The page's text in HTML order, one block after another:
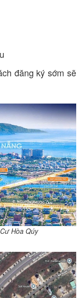
đăng ký sớm sẽ
Hòa Qúy